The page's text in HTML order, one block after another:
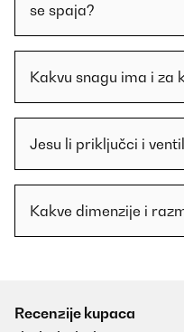
se spaja?
Kakvu snagu ima i za
Jesu li priključci i
Kakve dimenzije i
Recenzije kupaca